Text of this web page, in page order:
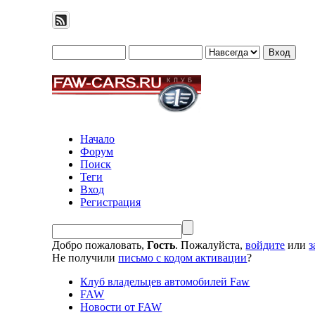
Начало
Форум
Поиск
Теги
Вход
Регистрация
Добро пожаловать,Гость. Пожалуйста,войдите или
Не получилиписьмо с кодом активации?
Клуб владельцев автомобилей Faw
FAW
Новости от FAW